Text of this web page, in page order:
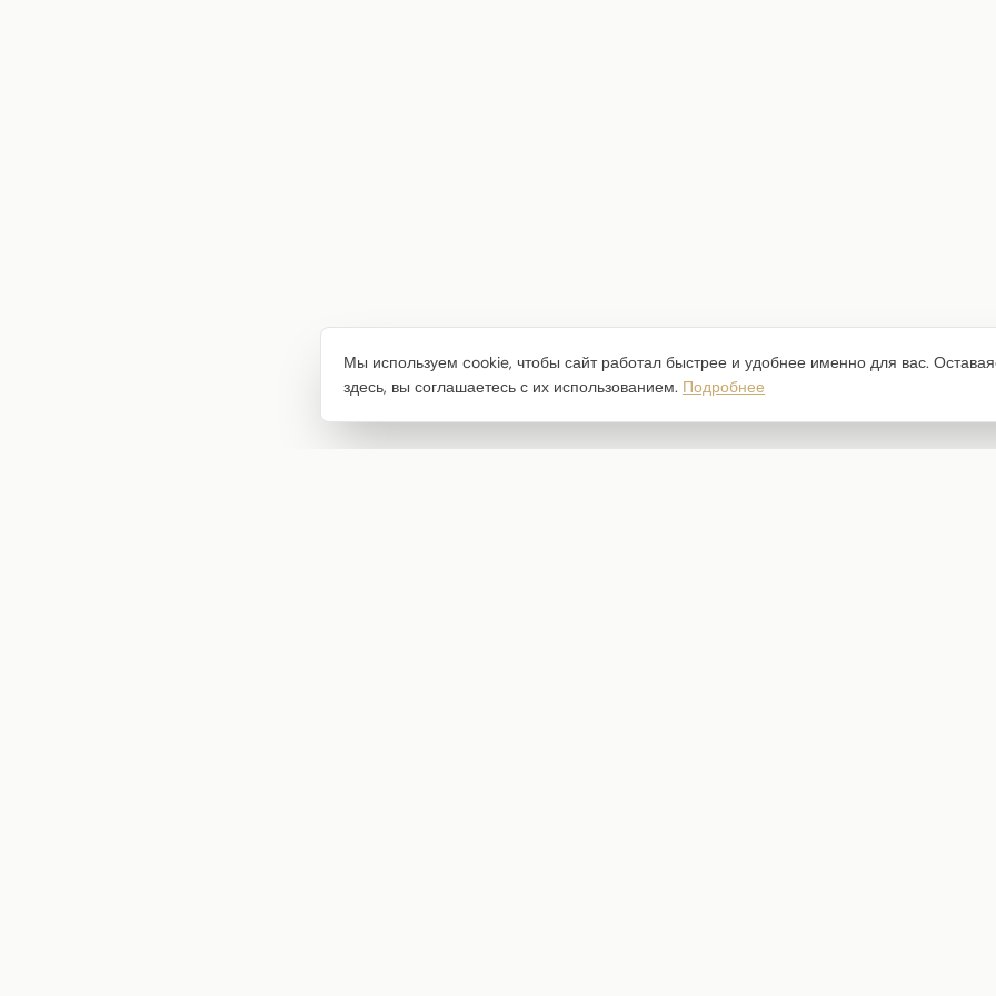
Мы используем cookie, чтобы сайт работал быстрее и удобнее именно для вас.
здесь, вы соглашаетесь с их использованием. Подробнее